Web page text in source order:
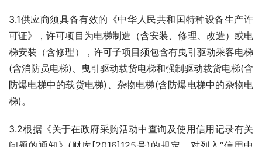
3.1供应商须具备有效的《中华人民共和国特种设备生产许
可证》，许可项目为电梯制造（含安装、修理、改造）或电
梯安装（含修理），许可子项目须包含有曳引驱动乘客电梯
(含消防员电梯)、曳引驱动载货电梯和强制驱动载货电梯(含
防爆电梯中的载货电梯)、杂物电梯(含防爆电梯中的杂物电
梯)。
3.2根据《关于在政府采购活动中查询及使用信用记录有关